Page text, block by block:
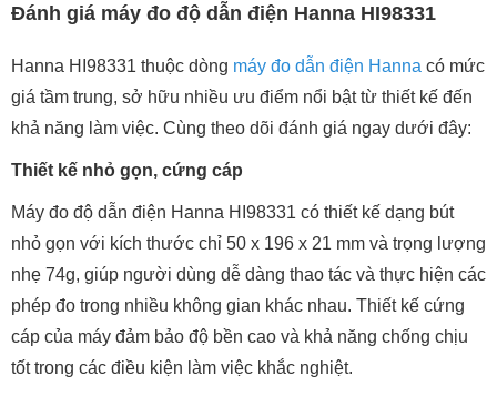
Đánh giá máy đo độ dẫn điện Hanna HI98331
Hanna HI98331 thuộc dòng máy đo dẫn điện Hanna có mức
giá tầm trung, sở hữu nhiều ưu điểm nổi bật từ thiết kế đến
khả năng làm việc. Cùng theo dõi đánh giá ngay dưới đây:
Thiết kế nhỏ gọn, cứng cáp
Máy đo độ dẫn điện Hanna HI98331 có thiết kế dạng bút
nhỏ gọn với kích thước chỉ 50 x 196 x 21 mm và trọng lượng
nhẹ 74g, giúp người dùng dễ dàng thao tác và thực hiện các
phép đo trong nhiều không gian khác nhau. Thiết kế cứng
cáp của máy đảm bảo độ bền cao và khả năng chống chịu
tốt trong các điều kiện làm việc khắc nghiệt.